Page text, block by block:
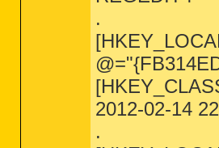
.
2012-02-14
.